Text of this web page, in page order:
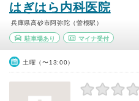
はぎはら内科医院
兵庫県高砂市阿弥陀（曽根駅）
駐車場あり マイナ受付
土曜（〜13:00）